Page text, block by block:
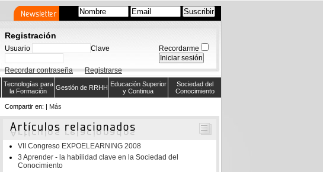
Registración
Usuario Clave Recordarme
Recordar contraseña Registrarse
Tecnologías para
la Formación
Gestión de RRHH Educación Superior
y Continua
Sociedad del
Conocimiento
Compartir en: | Más
VII Congreso EXPOELEARNING 2008
3 Aprender - la habilidad clave en la Sociedad del
Conocimiento